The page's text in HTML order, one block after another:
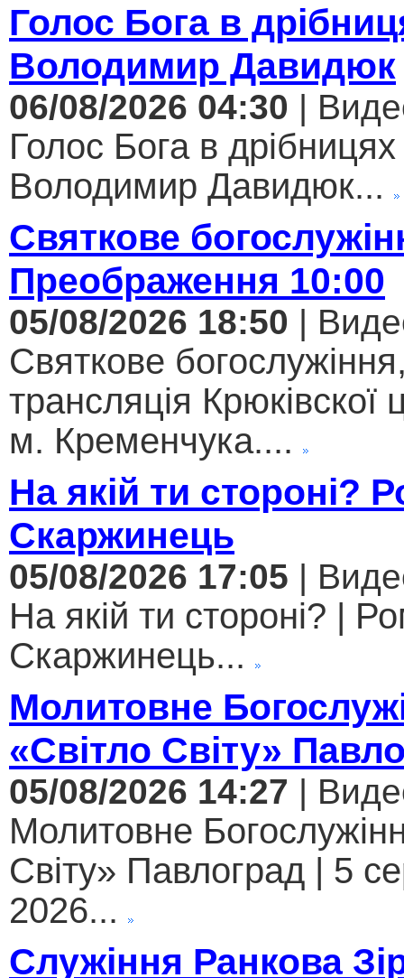
Голос Бога в
Володимир Давидюк
06/08/2026 04:30 |
Голос Бога в
Володимир Давидюк...
Святкове
Преображення 10:00
05/08/2026 18:50 |
Святкове
трансляція
м. Кременчука....
На якій ти стороні?
Скаржинець
05/08/2026 17:05 |
На якій ти стороні? |
Скаржинець...
Молитовне
«Світло Світу»
05/08/2026 14:27 |
Молитовне
Світу» Павлоград | 5
2026...
Служіння Ранкова